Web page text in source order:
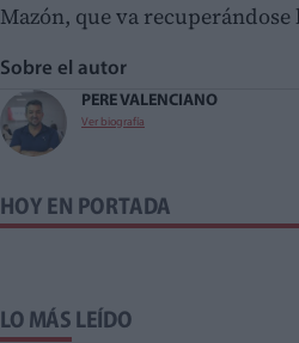
Mazón, que va
Sobre el autor
PERE VALENCIANO
Ver biografía
HOY EN PORTADA
LO MÁS LEÍDO